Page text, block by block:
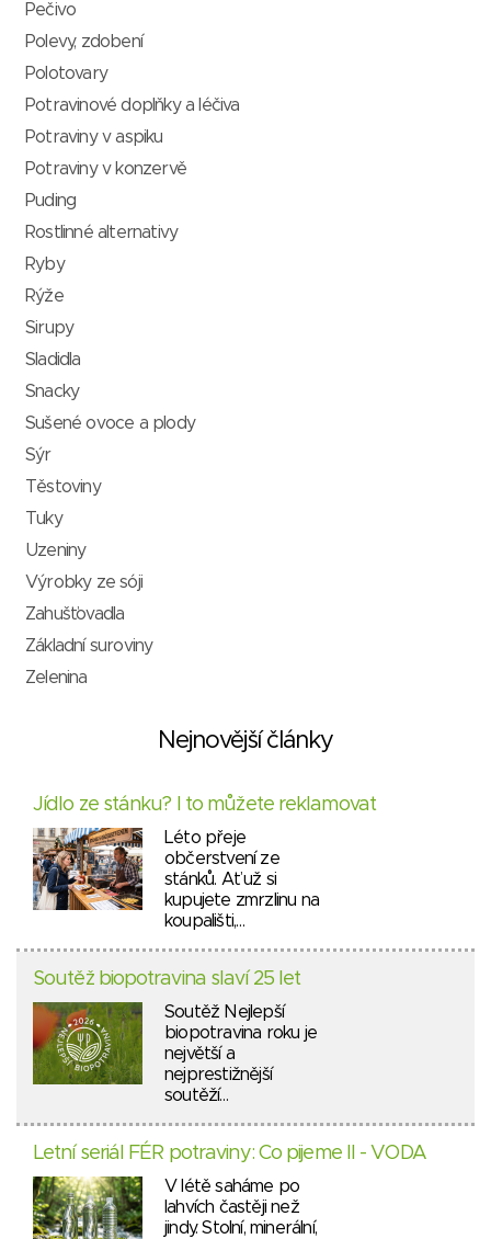
Pečivo
Polevy, zdobení
Polotovary
Potravinové doplňky a léčiva
Potraviny v aspiku
Potraviny v konzervě
Puding
Rostlinné alternativy
Ryby
Rýže
Sirupy
Sladidla
Snacky
Sušené ovoce a plody
Sýr
Těstoviny
Tuky
Uzeniny
Výrobky ze sóji
Zahušťovadla
Základní suroviny
Zelenina
Nejnovější články
Jídlo ze stánku? I to můžete reklamovat
Léto přeje
občerstvení ze
stánků. Ať už si
kupujete zmrzlinu na
koupališti,…
Soutěž biopotravina slaví 25 let
Soutěž Nejlepší
biopotravina roku je
největší a
nejprestižnější
soutěží…
Letní seriál FÉR potraviny: Co pijeme II - VODA
V létě saháme po
lahvích častěji než
jindy. Stolní, minerální,